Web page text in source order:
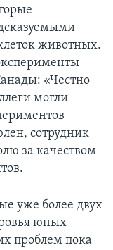
животных.
«Честно
могли
сотрудник
за качеством
уже более двух
юных
проблем пока